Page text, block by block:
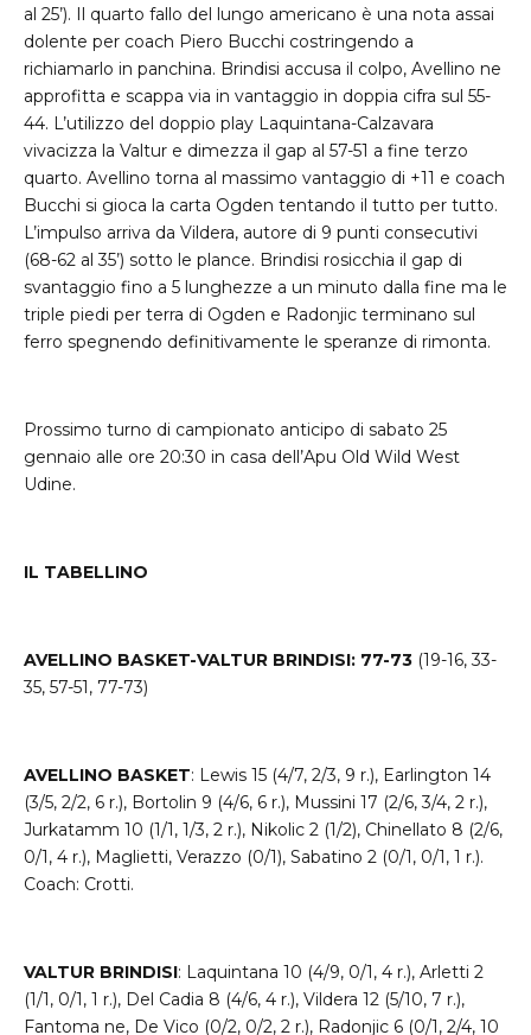
al 25’). Il quarto fallo del lungo americano è una nota assai
dolente per coach Piero Bucchi costringendo a
richiamarlo in panchina. Brindisi accusa il colpo, Avellino ne
approfitta e scappa via in vantaggio in doppia cifra sul 55-
44. L’utilizzo del doppio play Laquintana-Calzavara
vivacizza la Valtur e dimezza il gap al 57-51 a fine terzo
quarto. Avellino torna al massimo vantaggio di +11 e coach
Bucchi si gioca la carta Ogden tentando il tutto per tutto.
L’impulso arriva da Vildera, autore di 9 punti consecutivi
(68-62 al 35’) sotto le plance. Brindisi rosicchia il gap di
svantaggio fino a 5 lunghezze a un minuto dalla fine ma le
triple piedi per terra di Ogden e Radonjic terminano sul
ferro spegnendo definitivamente le speranze di rimonta.
Prossimo turno di campionato anticipo di sabato 25
gennaio alle ore 20:30 in casa dell’Apu Old Wild West
Udine.
IL TABELLINO
AVELLINO BASKET-VALTUR BRINDISI: 77-73 (19-16, 33-
35, 57-51, 77-73)
AVELLINO BASKET: Lewis 15 (4/7, 2/3, 9 r.), Earlington 14
(3/5, 2/2, 6 r.), Bortolin 9 (4/6, 6 r.), Mussini 17 (2/6, 3/4, 2 r.),
Jurkatamm 10 (1/1, 1/3, 2 r.), Nikolic 2 (1/2), Chinellato 8 (2/6,
0/1, 4 r.), Maglietti, Verazzo (0/1), Sabatino 2 (0/1, 0/1, 1 r.).
Coach: Crotti.
VALTUR BRINDISI: Laquintana 10 (4/9, 0/1, 4 r.), Arletti 2
(1/1, 0/1, 1 r.), Del Cadia 8 (4/6, 4 r.), Vildera 12 (5/10, 7 r.),
Fantoma ne, De Vico (0/2, 0/2, 2 r.), Radonjic 6 (0/1, 2/4, 10